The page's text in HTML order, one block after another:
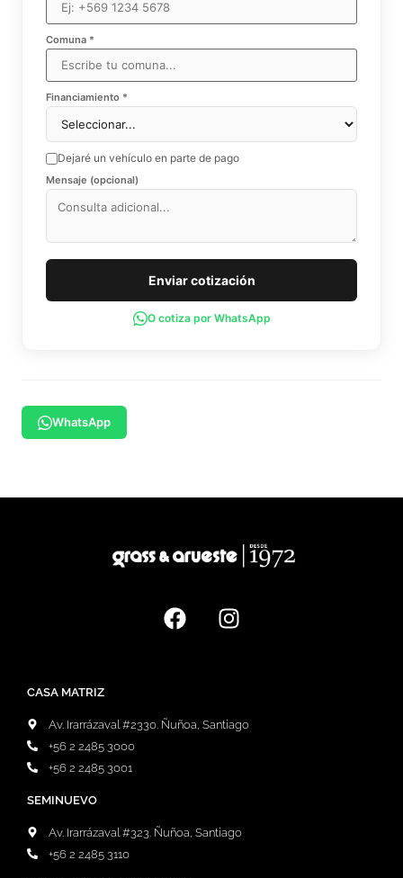
Comuna *
Financiamiento *
Dejaré un vehículo en parte de pago
Mensaje (opcional)
Enviar cotización
O cotiza por WhatsApp
WhatsApp
CASA MATRIZ
Av. Irarrázaval #2330. Ñuñoa, Santiago
+56 2 2485 3000
+56 2 2485 3001
SEMINUEVO
Av. Irarrázaval #323. Ñuñoa, Santiago
+56 2 2485 3110